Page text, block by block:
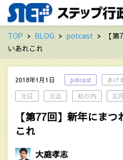
TOP BLOG potcast
【第
いあれこれ
2018年1月1日 potcast
あけ
元日
元旦 松の内 正月
【第77回】新年にま
これ
大庭孝志